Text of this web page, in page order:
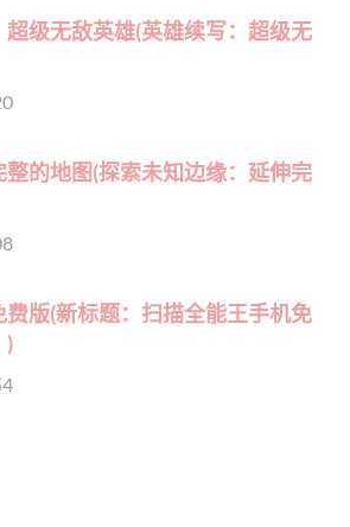
级无敌英雄(英雄续写：超级无
的地图(探索未知边缘：延伸完
版(新标题：扫描全能王手机免
)